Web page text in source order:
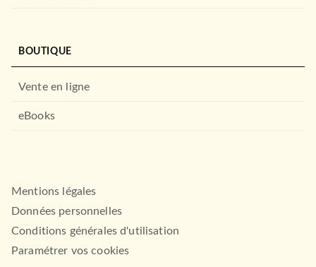
BOUTIQUE
Vente en ligne
eBooks
Mentions légales
Données personnelles
Conditions générales d'utilisation
Paramétrer vos cookies